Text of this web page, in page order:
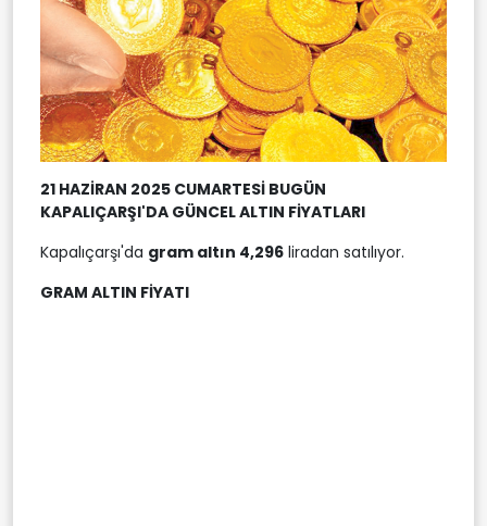
21 HAZİRAN 2025 CUMARTESİ BUGÜN
KAPALIÇARŞI'DA GÜNCEL ALTIN FİYATLARI
Kapalıçarşı'da gram altın 4,296 liradan satılıyor.
GRAM ALTIN FİYATI